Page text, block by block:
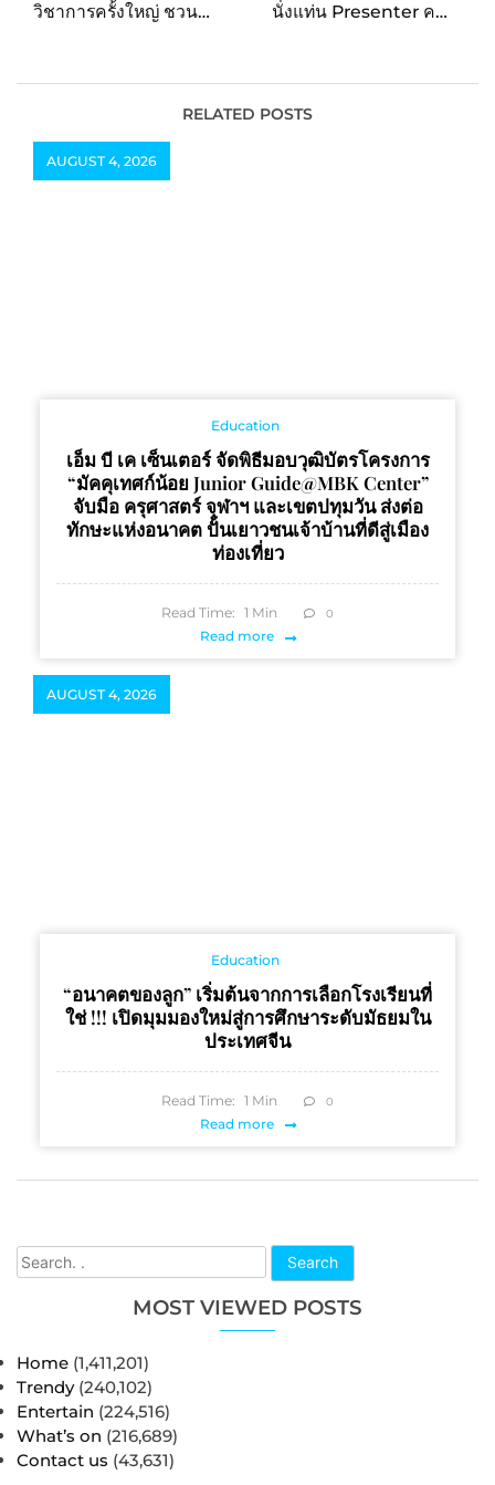
Search
MOST VIEWED POSTS
Home (1,411,201)
Trendy (240,102)
Entertain (224,516)
What’s on (216,689)
Contact us (43,631)
วิชาการครั้งใหญ่ ชวน
แวดล้อมไทย
นั่งแท่น Presenter ครั้ง
สูตรที่ใช่ของเจ้าเหมียวใน
งาน Me-O Gold ×
RELATED POSTS
AUGUST 4, 2026
Education
เอ็ม บี เค เซ็นเตอร์ จัดพิธีมอบวุฒิบัตรโครงการ
“มัคคุเทศก์น้อย Junior Guide@MBK Center”
จับมือ ครุศาสตร์ จุฬาฯ และเขตปทุมวัน ส่งต่อ
ทักษะแห่งอนาคต ปั้นเยาวชนเจ้าบ้านที่ดีสู่เมือง
ท่องเที่ยว
Read Time: 1 Min 0
Read more
AUGUST 4, 2026
Education
“อนาคตของลูก” เริ่มต้นจากการเลือกโรงเรียนที่
ใช่ !!! เปิดมุมมองใหม่สู่การศึกษาระดับมัธยมใน
ประเทศจีน
Read Time: 1 Min 0
Read more